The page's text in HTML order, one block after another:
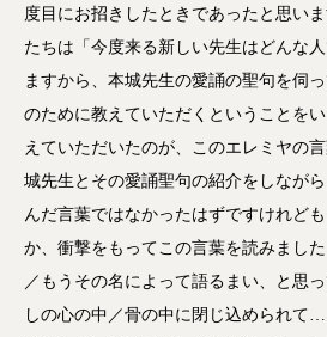
度目にお招きしたときであったと思い
たちは「今度来る新しい先生はどんな
ますから、本城先生の愛誦の聖句を伺
のために教えていただくということを
えていただいたのが、このエレミヤの
城先生とその愛誦聖句の紹介をしなが
んだ言葉ではなかったはずですけれど
か、衝撃をもってこの言葉を読みまし
／もうその名によって語るまい、と思
しの心の中／骨の中に閉じ込められて